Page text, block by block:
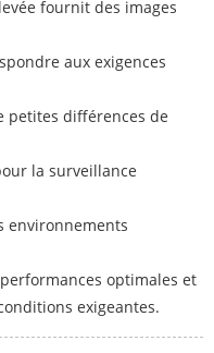
fournit des images
aux exigences
petites différences de
la surveillance
environnements
optimales et
exigeantes.